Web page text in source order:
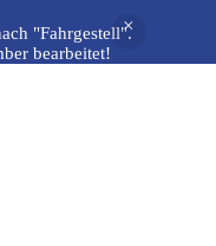
"Fahrgestell".
bearbeitet!